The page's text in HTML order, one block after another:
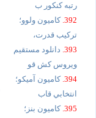
رتبه کنکور ب
392. کاميون ولوو؛
ترکيب قدرت،
393. دانلود مستقيم
ويروس کش قو
394. کاميون آميکو؛
انتخابي قاب
395. کاميون بنز؛